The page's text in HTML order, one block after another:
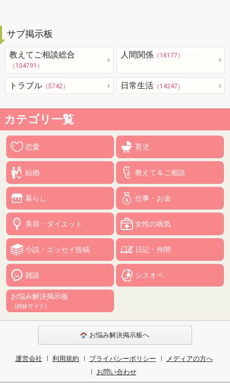
サブ掲示板
教えてご相談総合
（104791）
人間関係 （18177）
トラブル （5742） 日常生活 （14247）
カテゴリ一覧
恋愛 育児
結婚 教えて＆ご相談
暮らし 仕事・お金
美容・ダイエット 女性の病気
小説・エッセイ投稿 日記・仲間
雑談 シスオペ
お悩み解決掲示板
(姉妹サイト)
お悩み解決掲示板へ
運営会社 利用規約 プライバシーポリシー
メディアの方へ
お問い合わせ